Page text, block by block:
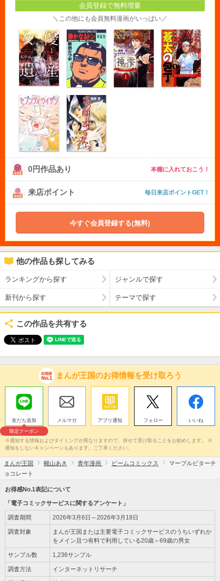
会員登録で無料増量
＼この他にも会員無料漫画がいっぱい／
0円作品あり 本棚に入れておこう！
来店ポイント 毎日来店ポイントGET！
今すぐ会員登録する(無料)
他の作品も探してみる
ランキングから探す ジャンルで探す
新刊から探す テーマで探す
この作品を共有する
まんが王国のお得情報を受け取ろう
友だち追加
限定クーポン
メルマガ アプリ通知 フォロー いいね
※通知する情報およびタイミングが異なりますので、併せて受け取ることをお勧めします。 ※
通知をしないキャンペーンもあります。ご了承ください。
まんが王国 幌山あき 青年漫画 ビームコミックス
マーブルビターチ
ョコレート
お得感No.1表記について
「電子コミックサービスに関するアンケート」
調査期間 2026年3月6日～2026年3月18日
調査対象
まんが王国または主要電子コミックサービスのうちいずれか
をメイン且つ有料で利用している20歳～69歳の男女
サンプル数 1,236サンプル
調査方法 インターネットリサーチ